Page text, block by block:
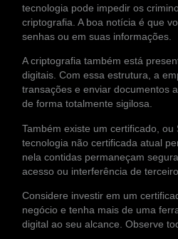
tecnologia pode impedir os
criptografia. A boa notícia é que
senhas ou em suas informações.
A criptografia também está
digitais. Com essa estrutura, a
transações e enviar documentos
de forma totalmente sigilosa.
Também existe um certificado, ou
tecnologia não certificada atual
nela contidas permaneçam
acesso ou interferência de
Considere investir em um
negócio e tenha mais de uma
digital ao seu alcance. Observe